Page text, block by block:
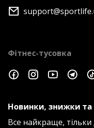
Фітнес-тусовка
Новинки, знижки та
Все найкраще, тільки